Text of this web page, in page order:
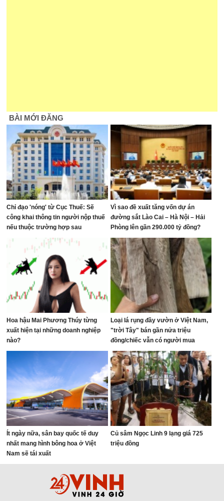
BÀI MỚI ĐĂNG
Chỉ đạo 'nóng' từ Cục Thuế: Sẽ
công khai thông tin người nộp thuế
nếu thuộc trường hợp sau
Vì sao đề xuất tăng vốn dự án
đường sắt Lào Cai – Hà Nội – Hải
Phòng lên gần 290.000 tỷ đồng?
Hoa hậu Mai Phương Thúy từng
xuất hiện tại những doanh nghiệp
nào?
Loại lá rụng đầy vườn ở Việt Nam,
"trời Tây" bán gần nửa triệu
đồng/chiếc vẫn có người mua
Ít ngày nữa, sân bay quốc tế duy
nhất mang hình bông hoa ở Việt
Nam sẽ tái xuất
Củ sâm Ngọc Linh 9 lạng giá 725
triệu đồng